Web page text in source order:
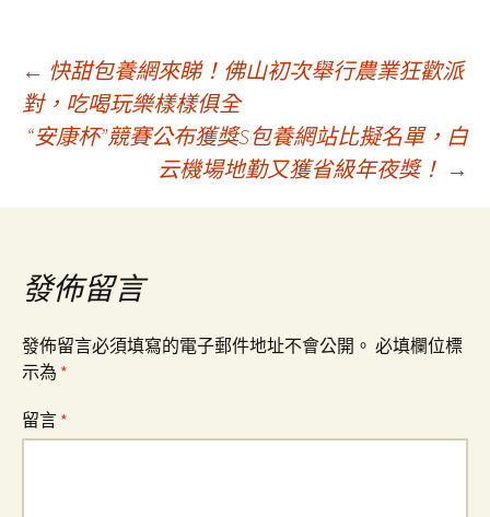
文
章
導
覽
← 快甜包養網來睇！佛山初次舉行農業狂歡派
對，吃喝玩樂樣樣俱全
“安康杯”競賽公布獲獎S包養網站比擬名單，白
云機場地勤又獲省級年夜獎！ →
發佈留言
發佈留言必須填寫的電子郵件地址不會公開。 必填欄位標
示為 *
留言 *